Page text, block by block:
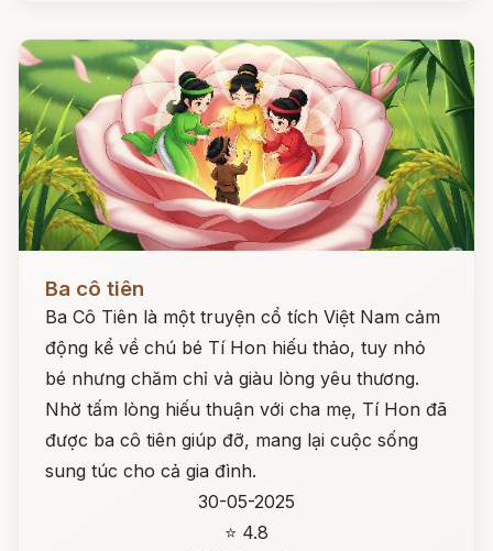
Ba cô tiên
Ba Cô Tiên là một truyện cổ tích Việt Nam cảm
động kể về chú bé Tí Hon hiếu thảo, tuy nhỏ
bé nhưng chăm chỉ và giàu lòng yêu thương.
Nhờ tấm lòng hiếu thuận với cha mẹ, Tí Hon đã
được ba cô tiên giúp đỡ, mang lại cuộc sống
sung túc cho cả gia đình.
30-05-2025
⭐ 4.8